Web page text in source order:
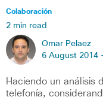
Colaboración
2 min read
Omar Pelaez
6 August 2014
Haciendo un análisis
telefonía,